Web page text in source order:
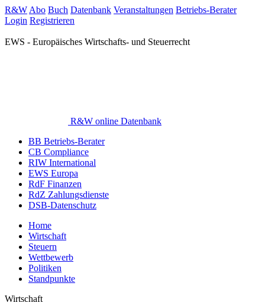
R&W Abo Buch Datenbank Veranstaltungen Betriebs-Berater
Login Registrieren
EWS - Europäisches Wirtschafts- und Steuerrecht
R&W online Datenbank
BB Betriebs-Berater
CB Compliance
RIW International
EWS Europa
RdF Finanzen
RdZ Zahlungsdienste
DSB-Datenschutz
Home
Wirtschaft
Steuern
Wettbewerb
Politiken
Standpunkte
Wirtschaft